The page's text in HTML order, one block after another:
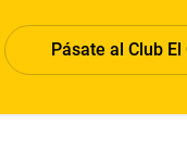
Pásate al Club